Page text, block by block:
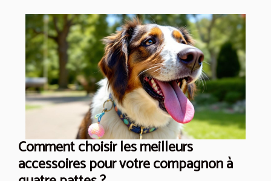
Comment choisir les meilleurs
accessoires pour votre compagnon à